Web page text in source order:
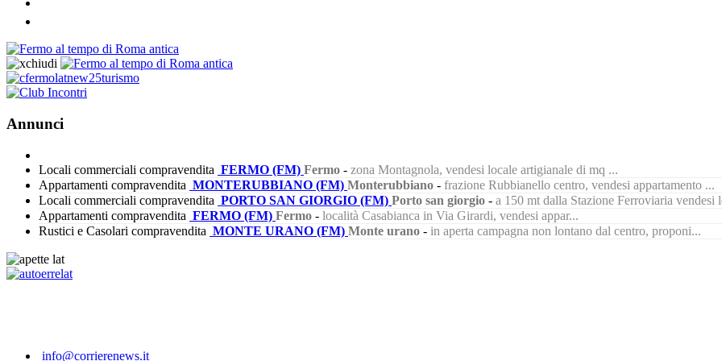
Annunci
Locali commerciali compravendita FERMO (FM) Fermo - zona Montagnola, vendesi locale artigianale di mq ...
Appartamenti compravendita MONTERUBBIANO (FM) Monterubbiano - frazione Rubbianello centro, vendesi appartamento ...
Locali commerciali compravendita PORTO SAN GIORGIO (FM) Porto san giorgio - a 150 mt dalla Stazione Ferroviaria vendesi
Appartamenti compravendita FERMO (FM) Fermo - località Casabianca in Via Girardi, vendesi appar...
Rustici e Casolari compravendita MONTE URANO (FM) Monte urano - in aperta campagna non lontano dal centro, proponi...
info@corrierenews.it